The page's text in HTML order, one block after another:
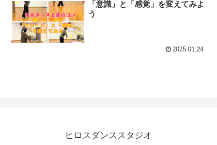
「意識」と「感覚」を変えてみよ
う
2025.01.24
ヒロスダンススタジオ